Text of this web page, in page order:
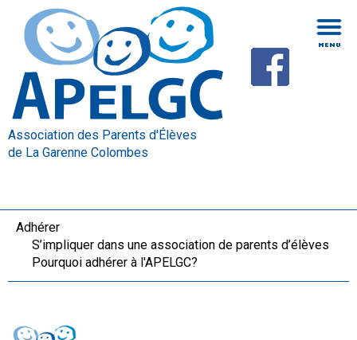
Association des Parents d'Élèves
de La Garenne Colombes
Adhérer
S’impliquer dans une association de parents d’élèves
Pourquoi adhérer à l'APELGC?